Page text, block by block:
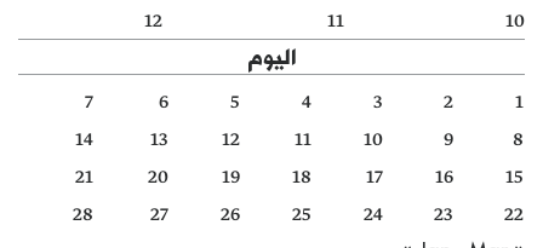
دفاتر
الأرشيف
10
11
12
اليوم
1
2
3
4
5
6
7
8
9
10
11
12
13
14
15
16
17
18
19
20
21
22
23
24
25
26
27
28